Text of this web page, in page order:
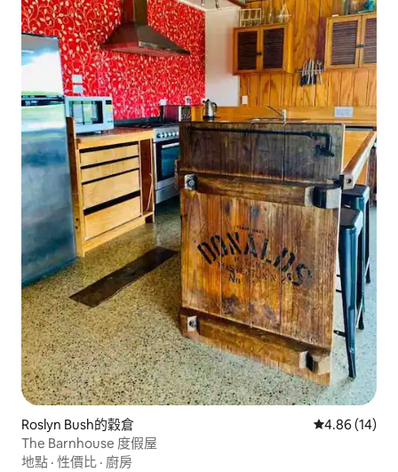
Roslyn Bush的穀倉 從 14 則評價
4.86 (14)
The Barnhouse 度假屋
地點 · 性價比 · 廚房